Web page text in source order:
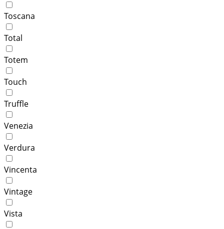
Toscana
Total
Totem
Touch
Truffle
Venezia
Verdura
Vincenta
Vintage
Vista